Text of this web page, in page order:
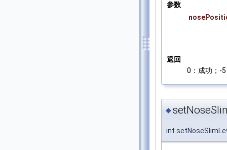
参数
返回
0：成功；-
◆
int